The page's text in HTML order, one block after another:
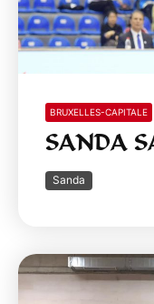
BRUXELLES-CAPITALE
SANDA
Sanda